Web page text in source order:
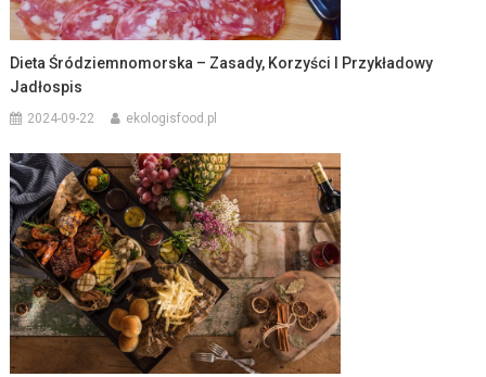
Dieta Śródziemnomorska – Zasady, Korzyści I Przykładowy
Jadłospis
2024-09-22 ekologisfood.pl